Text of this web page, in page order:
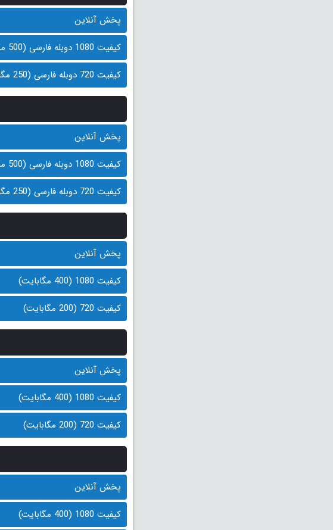
پخش آنلاین
کیفیت 1080 دوبله فارسی (500 مگابایت)
کیفیت 720 دوبله فارسی (250 مگابایت)
پخش آنلاین
کیفیت 1080 دوبله فارسی (500 مگابایت)
کیفیت 720 دوبله فارسی (250 مگابایت)
پخش آنلاین
کیفیت 1080 (400 مگابایت)
کیفیت 720 (200 مگابایت)
پخش آنلاین
کیفیت 1080 (400 مگابایت)
کیفیت 720 (200 مگابایت)
پخش آنلاین
کیفیت 1080 (400 مگابایت)